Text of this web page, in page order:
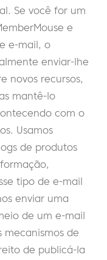
Se você for um
e
e-mail, o
enviar-lhe
novos recursos,
mantê-lo
com o
Usamos
de produtos
tipo de e-mail
enviar uma
de um e-mail
mecanismos de
de publicá-la